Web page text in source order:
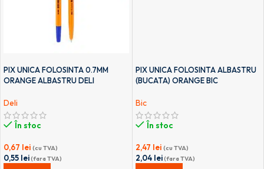
PIX UNICA FOLOSINTA 0.7MM
ORANGE ALBASTRU DELI
Deli
În stoc
0,67 lei (cu TVA)
0,55 lei(fara TVA)
PIX UNICA FOLOSINTA ALBASTRU
(BUCATA) ORANGE BIC
Bic
În stoc
2,47 lei (cu TVA)
2,04 lei(fara TVA)